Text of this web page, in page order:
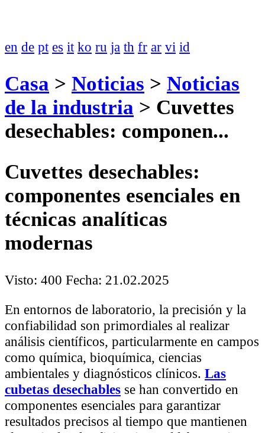
en de pt es it ko ru ja th fr ar vi id
Casa > Noticias > Noticias
de la industria > Cuvettes
desechables: componen...
Cuvettes desechables:
componentes esenciales en
técnicas analíticas
modernas
Visto: 400 Fecha: 21.02.2025
En entornos de laboratorio, la precisión y la
confiabilidad son primordiales al realizar
análisis científicos, particularmente en campos
como química, bioquímica, ciencias
ambientales y diagnósticos clínicos. Las
cubetas desechables se han convertido en
componentes esenciales para garantizar
resultados precisos al tiempo que mantienen